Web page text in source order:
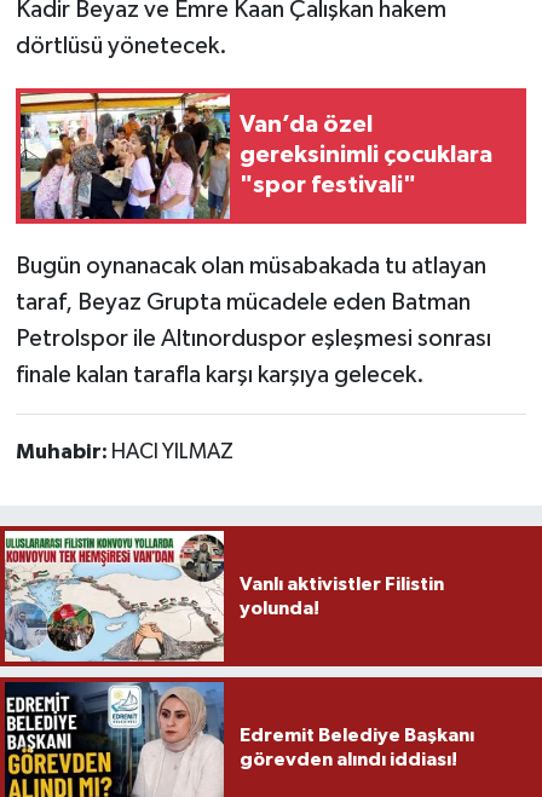
Kadir Beyaz ve Emre Kaan Çalışkan hakem
dörtlüsü yönetecek.
Van’da özel
gereksinimli çocuklara
"spor festivali"
Bugün oynanacak olan müsabakada tu atlayan
taraf, Beyaz Grupta mücadele eden Batman
Petrolspor ile Altınorduspor eşleşmesi sonrası
finale kalan tarafla karşı karşıya gelecek.
Muhabir: HACI YILMAZ
Vanlı aktivistler Filistin
yolunda!
Edremit Belediye Başkanı
görevden alındı iddiası!